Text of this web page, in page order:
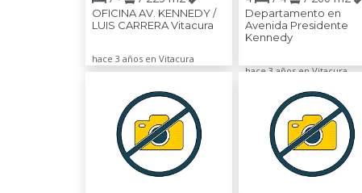
OFICINA AV. KENNEDY /
LUIS CARRERA Vitacura
hace 3 años en Vitacura
Departamento en
Avenida Presidente
Kennedy
hace 3 años en Vitacura